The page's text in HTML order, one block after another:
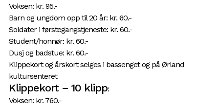
Voksen: kr. 95.-
Barn og ungdom opp til 20 år: kr. 60.-
Soldater i førstegangstjeneste: kr. 60.-
Student/honnør: kr. 60.-
Dusj og badstue: kr. 60.-
Klippekort og årskort selges i bassenget og på Ørland
kultursenteret
Klippekort – 10 klipp:
Voksen: kr. 760.-